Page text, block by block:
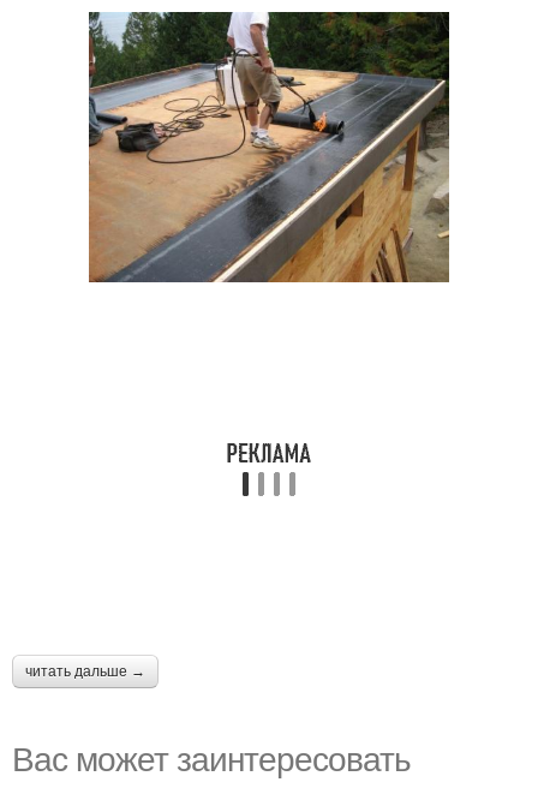
читать дальше →
Вас может заинтересовать